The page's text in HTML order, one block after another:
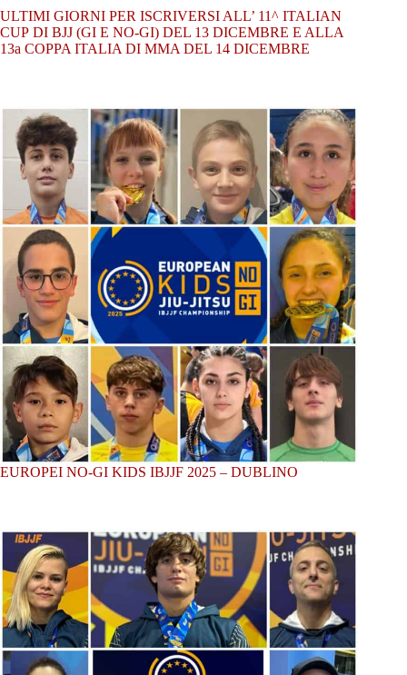
ULTIMI GIORNI PER ISCRIVERSI ALL’ 11^ ITALIAN
CUP DI BJJ (GI E NO-GI) DEL 13 DICEMBRE E ALLA
13a COPPA ITALIA DI MMA DEL 14 DICEMBRE
EUROPEI NO-GI KIDS IBJJF 2025 – DUBLINO